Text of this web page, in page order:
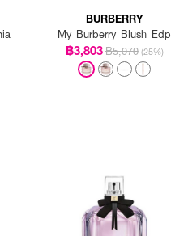
BURBERRY
My Burberry Blush Edp
฿3,803฿5,070 (25%)